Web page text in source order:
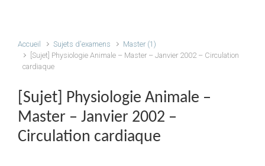
Accueil Sujets d'examens
Master (1)
[Sujet] Physiologie Animale – Master – Janvier 2002 – Circulation
cardiaque
[Sujet] Physiologie Animale –
Master – Janvier 2002 –
Circulation cardiaque